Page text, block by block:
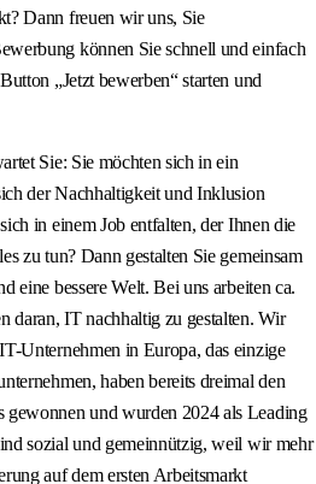
Dann freuen wir uns, Sie
können Sie schnell und einfach
„Jetzt bewerben“ starten und
Sie: Sie möchten sich in ein
der Nachhaltigkeit und Inklusion
in einem Job entfalten, der Ihnen die
zu tun? Dann gestalten Sie gemeinsam
eine bessere Welt. Bei uns arbeiten ca.
daran, IT nachhaltig zu gestalten. Wir
Unternehmen in Europa, das einzige
haben bereits dreimal den
gewonnen und wurden 2024 als Leading
sozial und gemeinnützig, weil wir mehr
auf dem ersten Arbeitsmarkt